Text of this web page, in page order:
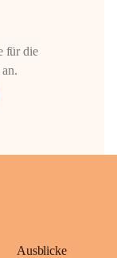
für die
Ausblicke